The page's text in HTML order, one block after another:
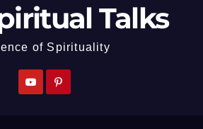
Talks
of Spirituality